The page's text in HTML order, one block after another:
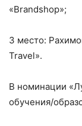
«Brandshop»;
3 место:
Travel».
В номинации
обучения/